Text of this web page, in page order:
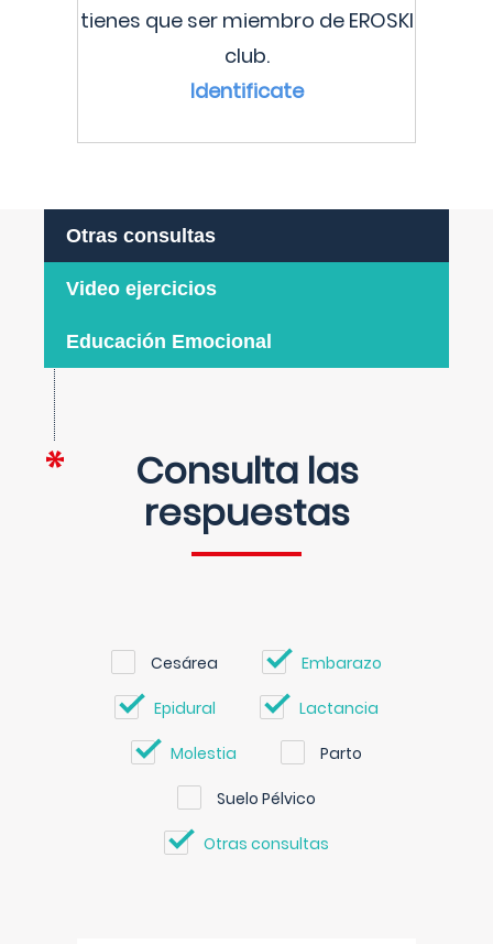
tienes que ser miembro de EROSKI
club.
Identificate
Otras consultas
Video ejercicios
Educación Emocional
Consulta las
respuestas
Cesárea Embarazo
Epidural Lactancia
Molestia Parto
Suelo Pélvico
Otras consultas